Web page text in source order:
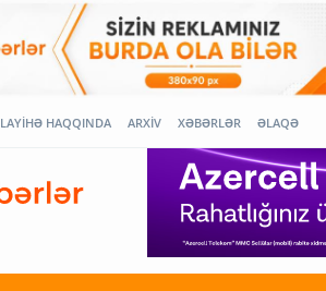
LAYİHƏ HAQQINDA ARXİV XƏBƏRLƏR ƏLAQƏ